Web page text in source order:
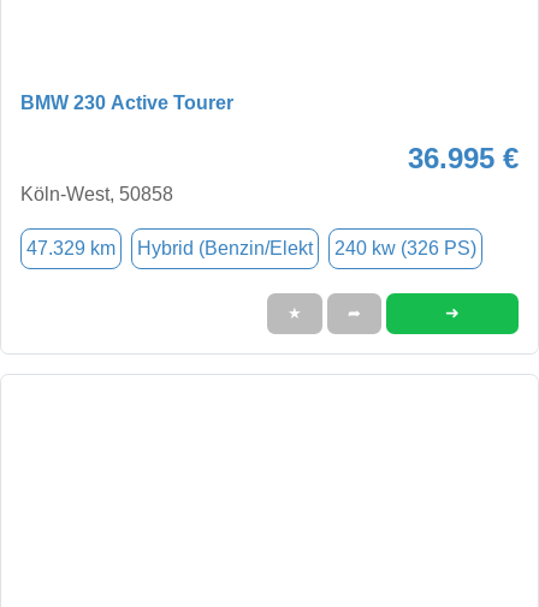
BMW 230 Active Tourer
36.995 €
Köln-West, 50858
47.329 km Hybrid (Benzin/Elekt 240 kw (326 PS)
★ ➦ ➜